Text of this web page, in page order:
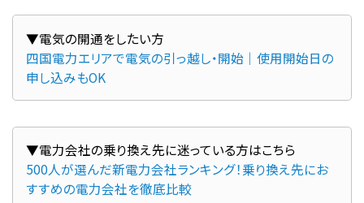
四国電力エリアで電気の引っ越し・開始｜使用開始日の
申し込みもOK
500人が選んだ新電力会社ランキング！乗り換え先にお
すすめの電力会社を徹底比較